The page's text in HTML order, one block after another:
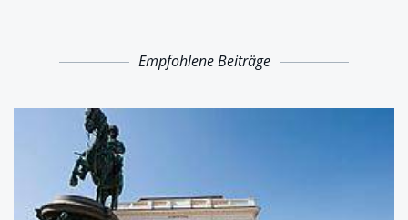
Empfohlene Beiträge